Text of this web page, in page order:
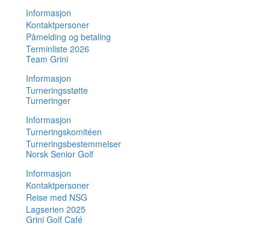
Informasjon
Kontaktpersoner
Påmelding og betaling
Terminliste 2026
Team Grini
Informasjon
Turneringsstøtte
Turneringer
Informasjon
Turneringskomitéen
Turneringsbestemmelser
Norsk Senior Golf
Informasjon
Kontaktpersoner
Reise med NSG
Lagserien 2025
Grini Golf Café